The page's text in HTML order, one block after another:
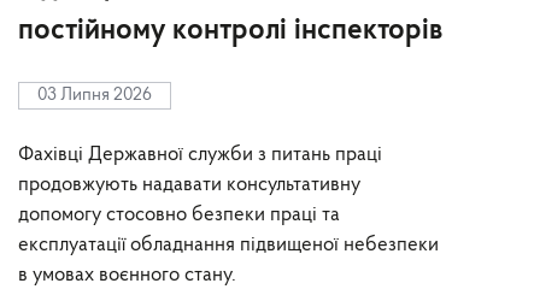
постійному контролі інспекторів
03 Липня 2026
Фахівці Державної служби з питань праці
продовжують надавати консультативну
допомогу стосовно безпеки праці та
експлуатації обладнання підвищеної небезпеки
в умовах воєнного стану.